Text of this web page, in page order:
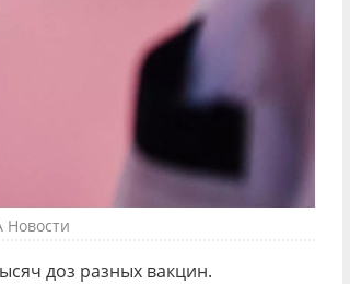
Новости
доз разных вакцин.